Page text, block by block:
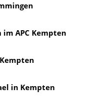
APC Kempten
in Kempten